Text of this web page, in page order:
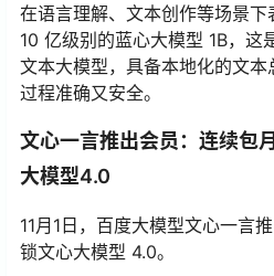
在语言理解、文本创作等场景
10 亿级别的蓝心大模型 1B，这
文本大模型，具备本地化的文
过程准确又安全。
文心一言推出会员：连续包
大模型4.0
11月1日，百度大模型文心一言
锁文心大模型 4.0。